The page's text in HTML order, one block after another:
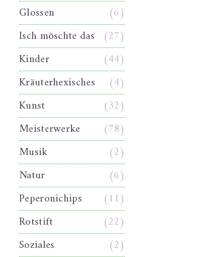
Glossen
(6)
Isch möschte das (27)
Kinder
(44)
Kräuterhexisches
(4)
Kunst
(32)
Meisterwerke
(78)
Musik
(2)
Natur
(6)
Peperonichips
(11)
Rotstift
(22)
Soziales
(2)